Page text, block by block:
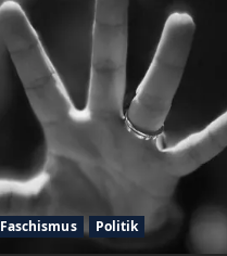
Faschismus Politik